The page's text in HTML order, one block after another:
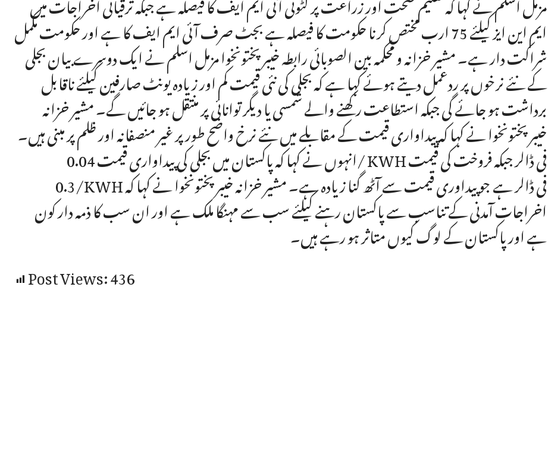
ایم این ایز کیلئے 75 ارب مختص کرنا حکومت کا فیصلہ ہے بجٹ صرف آئی ایم ایف کا ہے اور حکومت مکمل
شراکت دار ہے۔ مشیر خزانہ و محکمہ بین الصوبائی رابطہ خیبرپختونخوا مزمل اسلم نے ایک دوسرے بیان بجلی
کے نئے نرخوں پر ردعمل دیتے ہوئے کہا ہے کہ بجلی کی نئی قیمت کم اور زیادہ یونٹ صارفین کیلئے ناقابل
برداشت ہو جائے گی جبکہ استطاعت رکھنے والے شمسی یا دیگر توانائی پر منتقل ہو جائیں گے۔ مشیر خزانہ
خیبرپختونخوا نے کہا کہ پیداواری قیمت کے مقابلے میں نئے نرخ واضح طور پر غیر منصفانہ اور ظلم پر مبنی ہیں۔
انہوں نے کہا کہ پاکستان میں بجلی کی پیداواری قیمت 0.04/ KWH فی ڈالر جبکہ فروخت کی قیمت
0.3/KWH فی ڈالر ہے جو پیداوری قیمت سے آٹھ گنا زیادہ ہے۔ مشیر خزانہ خیبرپختونخوا نے کہا کہ
اخراجات آمدنی کے تناسب سے پاکستان رہنے کیلئے سب سے مہنگا ملک ہے اور ان سب کا ذمہ دار کون
ہے اور پاکستان کے لوگ کیوں متاثر ہو رہے ہیں۔
Post Views:436